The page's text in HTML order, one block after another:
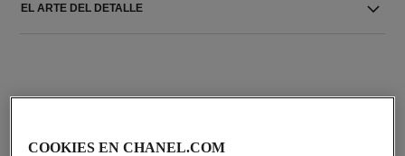
EL ARTE DEL DETALLE
COOKIES EN CHANEL.COM